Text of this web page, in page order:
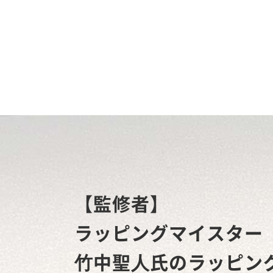
【監修者】
ラッピングマイスター
⽵中聖⼈氏のラッピン